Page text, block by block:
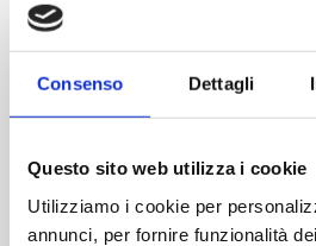
Consenso Dettagli
Questo sito web utilizza i cookie
Utilizziamo i cookie per
annunci, per fornire funzionalità
Peso (gr):180
Diametro
Altezza